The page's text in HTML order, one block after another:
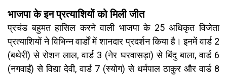
भाजपा के इन प्रत्याशियों को मिली जीत
प्रचंड बहुमत हासिल करने वाली भाजपा के 25 अधिकृत विजेता
प्रत्याशियों ने विभिन्न वार्डों में शानदार प्रदर्शन किया है। इनमें वार्ड 2
(बथेरी) से रोशन लाल, वार्ड 3 (नेर घरवासड़ा) से बिंदु बाला, वार्ड 6
(नगवाईं) से विद्या देवी, वार्ड 7 (स्योग) से धर्मपाल ठाकुर और वार्ड 8